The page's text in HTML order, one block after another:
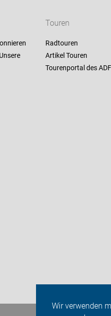
Wir verwenden
Touren
Radtouren
Artikel Touren
Tourenportal des